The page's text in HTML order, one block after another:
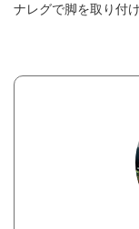
ナレグで脚を取り付